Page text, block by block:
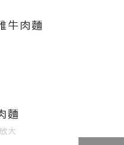
牛肉麵
麵
大